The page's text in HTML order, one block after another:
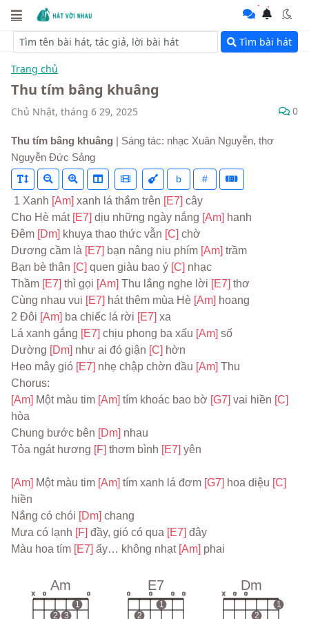
Tìm bài hát
Trang chủ
Thu tím bâng khuâng
Chủ Nhật, tháng 6 29, 2025 0
Thu tím bâng khuâng | Sáng tác: nhạc Xuân Nguyễn, thơ
Nguyễn Đức Sảng
b #
1 Xanh [Am] xanh lá thắm trên [E7] cây
Cho Hè mát [E7] dịu những ngày nắng [Am] hanh
Đêm [Dm] khuya thao thức vẫn [C] chờ
Dương cầm là [E7] bạn nâng niu phím [Am] trầm
Bạn bè thân [C] quen giàu bao ý [C] nhạc
Thầm [E7] thì gọi [Am] Thu lắng nghe lời [E7] thơ
Cùng nhau vui [E7] hát thêm mùa Hè [Am] hoang
2 Đôi [Am] ba chiếc lá rời [E7] xa
Lá xanh gắng [E7] chịu phong ba xấu [Am] số
Dường [Dm] như ai đó giận [C] hờn
Heo mây gió [E7] nhẹ chập chờn đầu [Am] Thu
Chorus:
[Am] Một màu tim [Am] tím khoác bao bờ [G7] vai hiền
hòa
Chung bước bên [Dm] nhau
Tỏa ngát hương [F] thơm bình [E7] yên
[Am] Một màu tim [Am] tím xanh lá đơm [G7] hoa diệu
hiền
Nắng có chói [Dm] chang
Mưa có lạnh [F] đầy, gió có qua [E7] đây
Màu hoa tím [E7] ấy… không nhạt [Am] phai
Am
x o
2 3
1
o
E7
o
2
o
1
o o
Dm
x o o
2
1